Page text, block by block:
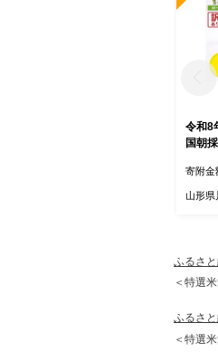
令和8
国朝
kg【
寄附金
山形県
ふるさ
＜特選
ふるさ
＜特選